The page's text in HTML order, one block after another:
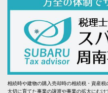
相続時や建物の購入売却時の相続税・資産税
大切に育てた事業の譲渡や事業の拡大にむ